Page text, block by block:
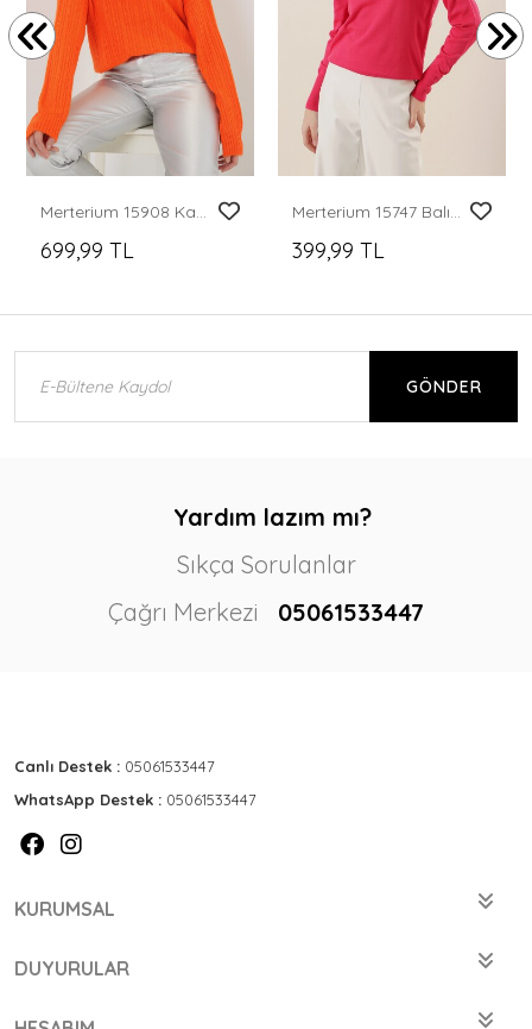
Merterium 15908 Kadın Açık Omuz Oversize Triko Kazak - Turuncu
699,99 TL
Merterium 15747 Balıkçı Yaka Triko Kazak - Fuşya
399,99 TL
GÖNDER
Yardım lazım mı?
Sıkça Sorulanlar
Çağrı Merkezi
05061533447
Canlı Destek : 05061533447
WhatsApp Destek : 05061533447
KURUMSAL
DUYURULAR